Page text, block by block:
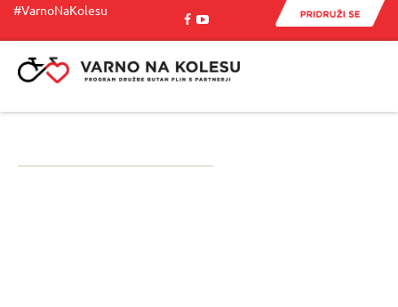
#VarnoNaKolesu